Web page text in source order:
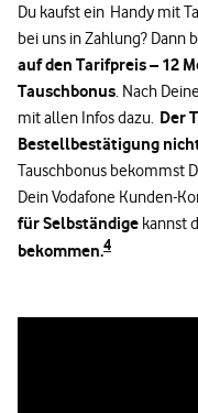
Du kaufst ein Handy mit
bei uns in Zahlung? Dann
auf den Tarifpreis – 12
Tauschbonus . Nach
mit allen Infos dazu. Der
Bestellbestätigung
Tauschbonus bekommst
Dein Vodafone Kunden-
für Selbständige kannst
bekommen.4